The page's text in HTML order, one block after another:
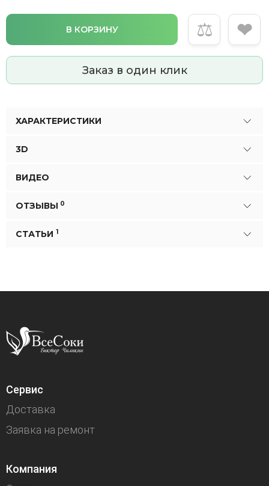
В КОРЗИНУ ⚖ ❤
Заказ в один клик
ХАРАКТЕРИСТИКИ
3D
ВИДЕО
ОТЗЫВЫ 0
СТАТЬИ 1
Сервис
Доставка
Заявка на ремонт
Компания